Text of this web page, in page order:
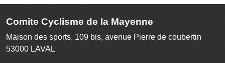
Comite Cyclisme de la Mayenne
Maison des sports, 109 bis, avenue Pierre de coubertin
53000 LAVAL